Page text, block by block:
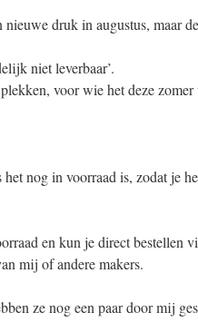
druk in augustus, maar
niet leverbaar’.
voor wie het deze
nog in voorraad is, zodat je
en kun je direct bestellen
mij of andere makers.
ze nog een paar door mij